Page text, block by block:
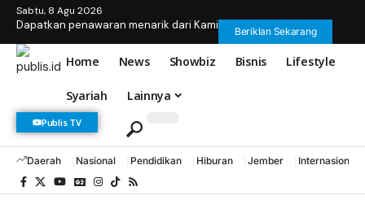
Sabtu, 8 Agu 2026
Dapatkan penawaran menarik dari Kami Beriklan Sekarang
Home News Showbiz Bisnis Lifestyle
Syariah Lainnya
Publis TV
Daerah Nasional Pendidikan Hiburan Jember Internasional